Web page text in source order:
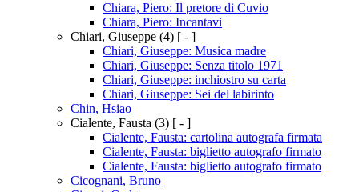
Chiara, Piero: Il pretore di Cuvio
Chiara, Piero: Incantavi
Chiari, Giuseppe (4) [ - ]
Chiari, Giuseppe: Musica madre
Chiari, Giuseppe: Senza titolo 1971
Chiari, Giuseppe: inchiostro su carta
Chiari, Giuseppe: Sei del labirinto
Chin, Hsiao
Cialente, Fausta (3) [ - ]
Cialente, Fausta: cartolina autografa firmata
Cialente, Fausta: biglietto autografo firmato
Cialente, Fausta: biglietto autografo firmato
Cicognani, Bruno